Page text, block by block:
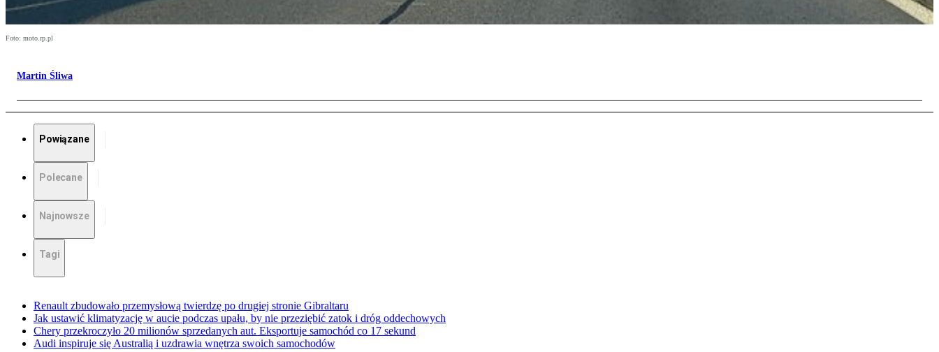
Foto: moto.rp.pl
Martin Śliwa
Powiązane
Polecane
Najnowsze
Tagi
Renault zbudowało przemysłową twierdzę po drugiej stronie Gibraltaru
Jak ustawić klimatyzację w aucie podczas upału, by nie przeziębić zatok i dróg oddechowych
Chery przekroczyło 20 milionów sprzedanych aut. Eksportuje samochód co 17 sekund
Audi inspiruje się Australią i uzdrawia wnętrza swoich samochodów